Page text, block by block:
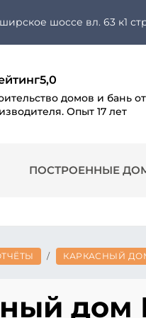
шоссе вл. 63 к1
5,0
домов и бань от
Опыт 17 лет
ПОСТРОЕННЫЕ
/ КАРКАСНЫЙ
дом